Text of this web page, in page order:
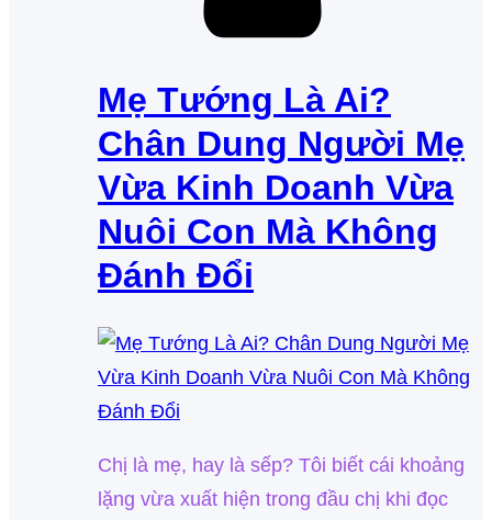
Mẹ Tướng Là Ai?
Chân Dung Người Mẹ
Vừa Kinh Doanh Vừa
Nuôi Con Mà Không
Đánh Đổi
Chị là mẹ, hay là sếp? Tôi biết cái khoảng
lặng vừa xuất hiện trong đầu chị khi đọc